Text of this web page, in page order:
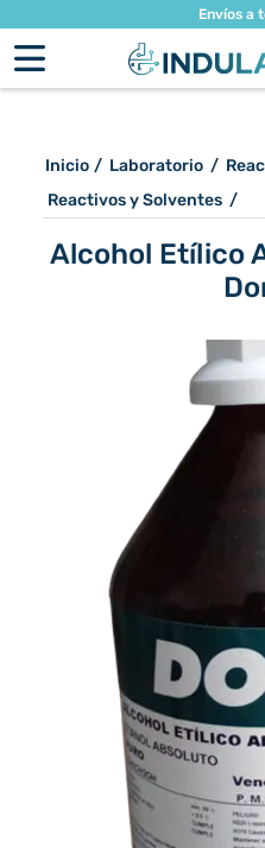
Envíos a
Inicio / Laboratorio /
Reactivos y Solventes /
Alcohol Etílico